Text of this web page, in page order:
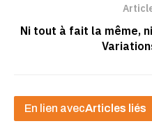
Ni tout à fait la même,
En lien avecArticles liés